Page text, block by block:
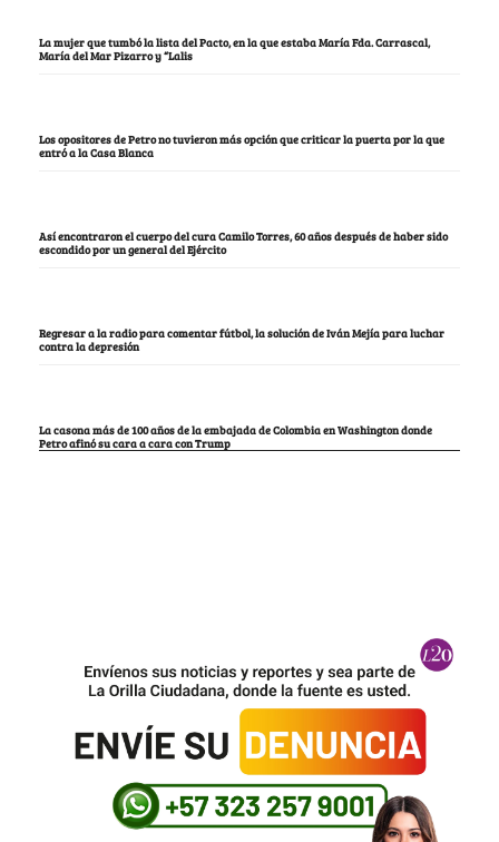
La mujer que tumbó la lista del Pacto, en la que estaba María Fda. Carrascal,
María del Mar Pizarro y “Lalis
Los opositores de Petro no tuvieron más opción que criticar la puerta por la que
entró a la Casa Blanca
Así encontraron el cuerpo del cura Camilo Torres, 60 años después de haber sido
escondido por un general del Ejército
Regresar a la radio para comentar fútbol, la solución de Iván Mejía para luchar
contra la depresión
La casona más de 100 años de la embajada de Colombia en Washington donde
Petro afinó su cara a cara con Trump